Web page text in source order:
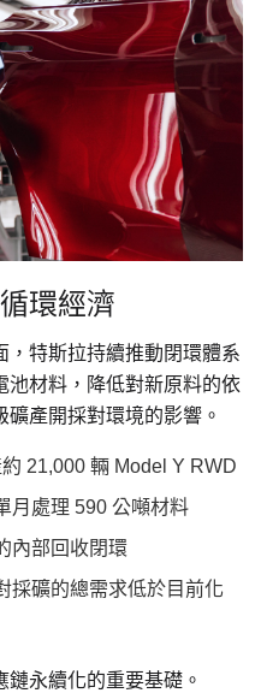
環經濟
，特斯拉持續推動閉環體系
池材料，降低對新原料的依
產開採對環境的影響。
21,000 輛 Model Y RWD
月處理 590 公噸材料
內部回收閉環
採礦的總需求低於目前化
永續化的重要基礎。